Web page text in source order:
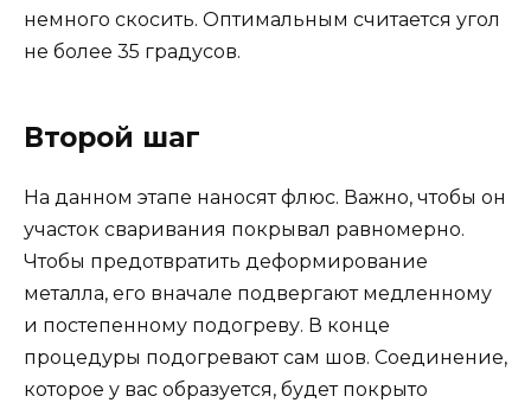
немного скосить. Оптимальным считается угол
не более 35 градусов.
Второй шаг
На данном этапе наносят флюс. Важно, чтобы он
участок сваривания покрывал равномерно.
Чтобы предотвратить деформирование
металла, его вначале подвергают медленному
и постепенному подогреву. В конце
процедуры подогревают сам шов. Соединение,
которое у вас образуется, будет покрыто